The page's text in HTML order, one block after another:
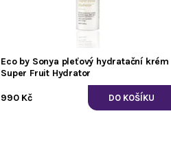
Eco by Sonya pleťový hydratační krém
Super Fruit Hydrator
990 Kč